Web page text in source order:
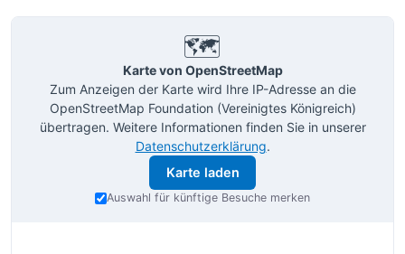
🗺️
Karte von OpenStreetMap
Zum Anzeigen der Karte wird Ihre IP-Adresse an die
OpenStreetMap Foundation (Vereinigtes Königreich)
übertragen. Weitere Informationen finden Sie in unserer
Datenschutzerklärung.
Karte laden
Auswahl für künftige Besuche merken